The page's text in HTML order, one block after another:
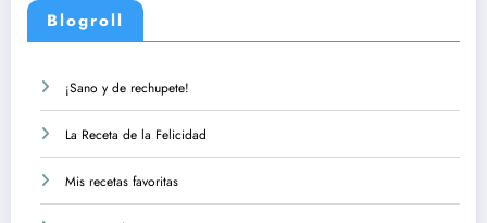
Blogroll
¡Sano y de rechupete!
La Receta de la Felicidad
Mis recetas favoritas